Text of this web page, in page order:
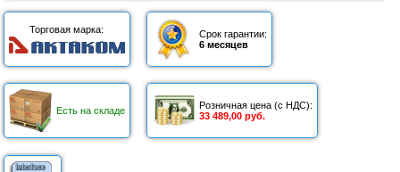
Торговая марка:
Срок гарантии:
6 месяцев
Есть на складе
Розничная цена (с НДС):
33 489,00 руб.